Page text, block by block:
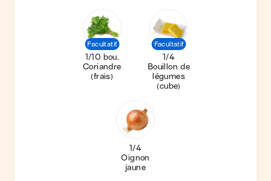
Facultatif
1/10 bou.
Coriandre
(frais)
Facultatif
1/4
Bouillon de
légumes
(cube)
1/4
Oignon
jaune